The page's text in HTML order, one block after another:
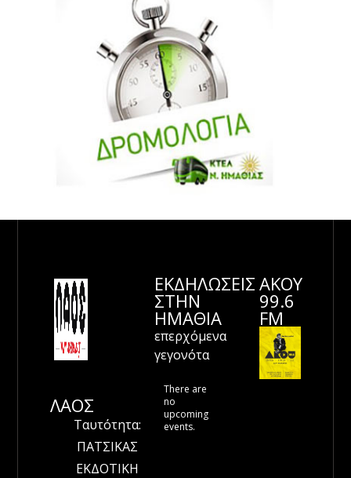
ΛΑΟΣ
Ταυτότητα:
ΠΑΤΣΙΚΑΣ
ΕΚΔΟΤΙΚΗ
ΕΚΔΗΛΩΣΕΙΣ
ΣΤΗΝ
ΗΜΑΘΊΑ
επερχόμενα
γεγονότα
Notice
There are
no
upcoming
events.
ΑΚΟΥ
99.6
FM